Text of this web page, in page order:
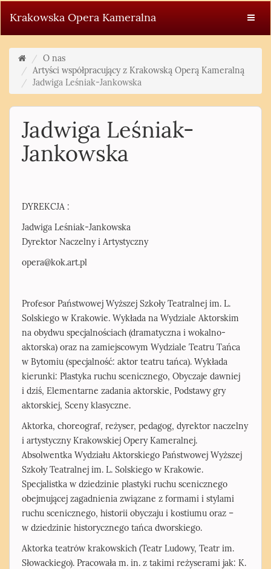
Krakowska Opera Kameralna
O nas
Artyści współpracujący z Krakowską Operą Kameralną
Jadwiga Leśniak-Jankowska
Jadwiga Leśniak-
Jankowska
DYREKCJA :
Jadwiga Leśniak-Jankowska
Dyrektor Naczelny i Artystyczny
opera@kok.art.pl
Profesor Państwowej Wyższej Szkoły Teatralnej im. L.
Solskiego w Krakowie. Wykłada na Wydziale Aktorskim
na obydwu specjalnościach (dramatyczna i wokalno-
aktorska) oraz na zamiejscowym Wydziale Teatru Tańca
w Bytomiu (specjalność: aktor teatru tańca). Wykłada
kierunki: Plastyka ruchu scenicznego, Obyczaje dawniej
i dziś, Elementarne zadania aktorskie, Podstawy gry
aktorskiej, Sceny klasyczne.
Aktorka, choreograf, reżyser, pedagog, dyrektor naczelny
i artystyczny Krakowskiej Opery Kameralnej.
Absolwentka Wydziału Aktorskiego Państwowej Wyższej
Szkoły Teatralnej im. L. Solskiego w Krakowie.
Specjalistka w dziedzinie plastyki ruchu scenicznego
obejmującej zagadnienia związane z formami i stylami
ruchu scenicznego, historii obyczaju i kostiumu oraz –
w dziedzinie historycznego tańca dworskiego.
Aktorka teatrów krakowskich (Teatr Ludowy, Teatr im.
Słowackiego). Pracowała m. in. z takimi reżyserami jak: K.